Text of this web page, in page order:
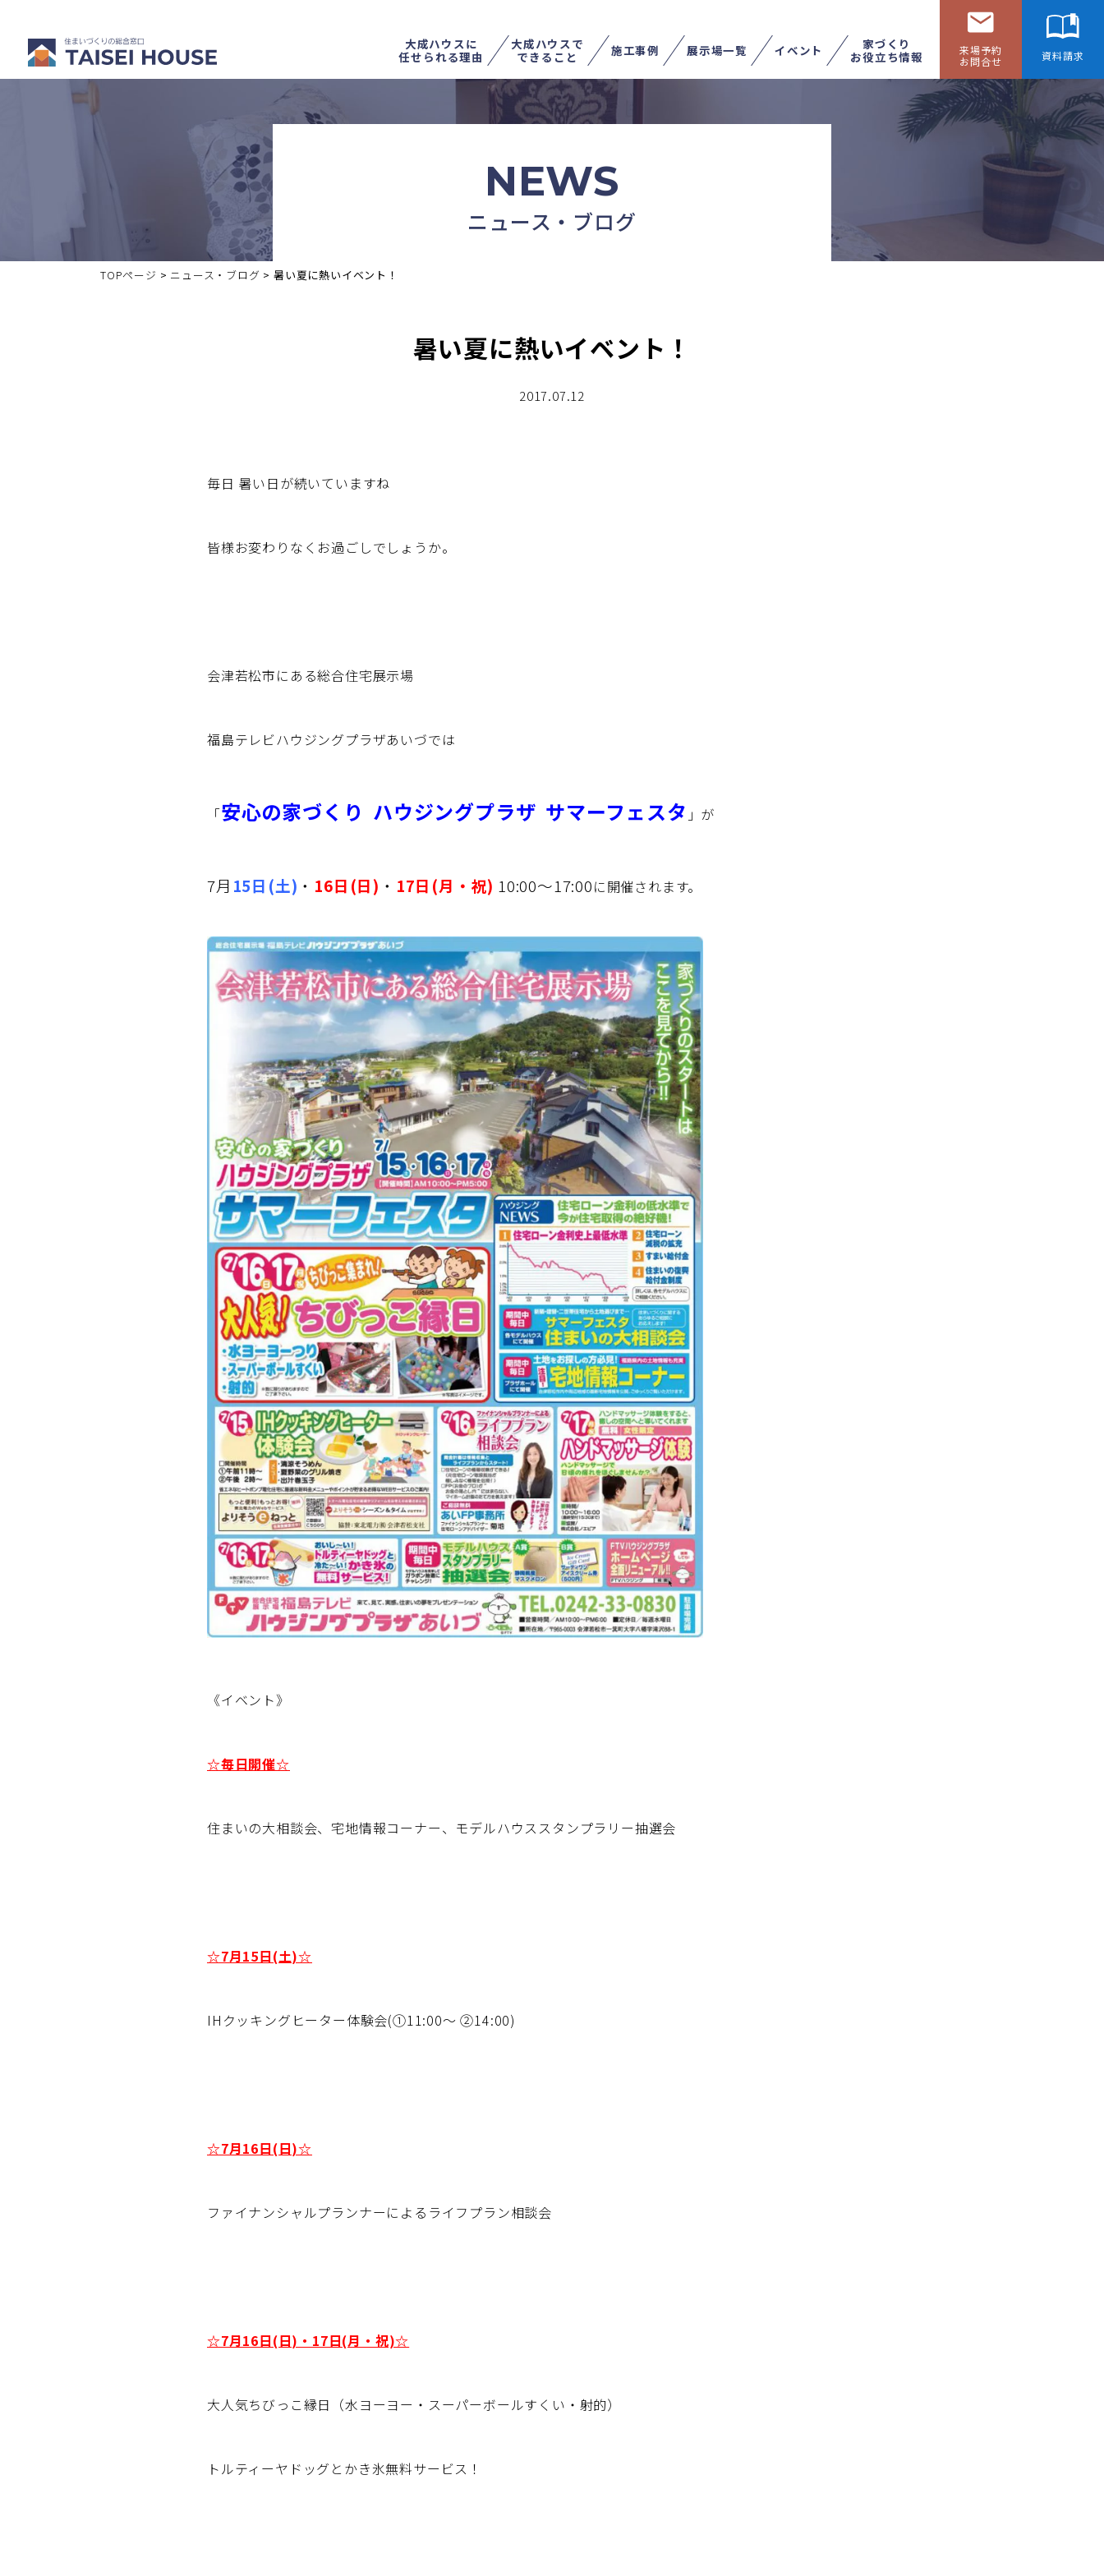
大成ハウスに
任せられる理由
大成ハウスで
できること
施工事例 展示場一覧 イベント
家づくり
お役立ち情報
来場予約
お問合せ
資料請求
分譲・中古
住宅を買う
土地を探す 展示場へ行く
NEWS
ニュース・ブログ
TOPページ > ニュース・ブログ >暑い夏に熱いイベント！
暑い夏に熱いイベント！
2017.07.12
毎日 暑い日が続いていますね
皆様お変わりなくお過ごしでしょうか。
会津若松市にある総合住宅展示場
福島テレビハウジングプラザあいづでは
「安心の家づくり ハウジングプラザ サマーフェスタ 」が
7月 15日(土) ・ 16日(日) ・ 17日(月・祝) 10:00～17:00に開催されます。
《イベント》
☆毎日開催☆
住まいの大相談会、宅地情報コーナー、モデルハウススタンプラリー抽選会
☆7月15日(土)☆
IHクッキングヒーター体験会(①11:00～ ②14:00)
☆7月16日(日)☆
ファイナンシャルプランナーによるライフプラン相談会
☆7月16日(日)・17日(月・祝)☆
大人気ちびっこ縁日（水ヨーヨー・スーパーボールすくい・射的）
トルティーヤドッグとかき氷無料サービス！